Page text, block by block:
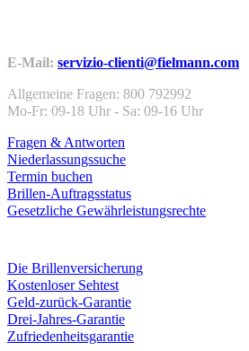
E-Mail: servizio-clienti@fielmann.com
Allgemeine Fragen: 800 792992
Mo-Fr: 09-18 Uhr - Sa: 09-16 Uhr
Fragen & Antworten
Niederlassungssuche
Termin buchen
Brillen-Auftragsstatus
Gesetzliche Gewährleistungsrechte
Die Brillenversicherung
Kostenloser Sehtest
Geld-zurück-Garantie
Drei-Jahres-Garantie
Zufriedenheitsgarantie